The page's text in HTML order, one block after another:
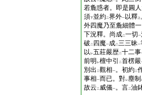
若麁惑者。即是圓
須下並約 二界外一 以釋 上
外四魔乃至麁細體
下況釋。尚成二一切一
破 二 四魔一成二三三昧一
以 レ五莊嚴歴二十二事
前明 レ檀中引 二首楞嚴
別出 二觀相一。初約 二
事相一而已。對レ塵制
故云 二 威儀一。言二油